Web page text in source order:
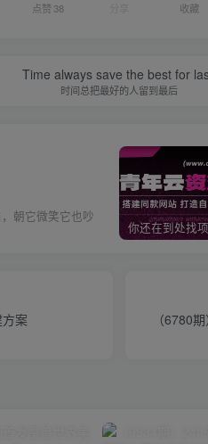
点赞38 收藏
Time always save the best for
时间总把最好的人留到最后
朝它微笑它也吵
案
（6780